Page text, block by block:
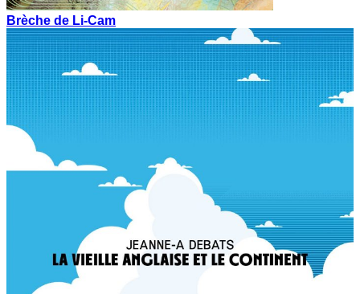
Brèche de Li-Cam